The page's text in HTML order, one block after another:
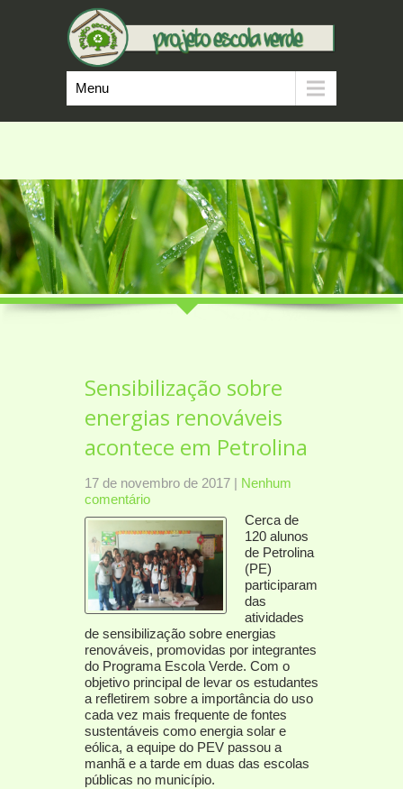
Menu
Sensibilização sobre
energias renováveis
acontece em Petrolina
17 de novembro de 2017 | Nenhum
comentário
Cerca de
120 alunos
de Petrolina
(PE)
participaram
das
atividades
de sensibilização sobre energias
renováveis, promovidas por integrantes
do Programa Escola Verde. Com o
objetivo principal de levar os estudantes
a refletirem sobre a importância do uso
cada vez mais frequente de fontes
sustentáveis como energia solar e
eólica, a equipe do PEV passou a
manhã e a tarde em duas das escolas
públicas no município.